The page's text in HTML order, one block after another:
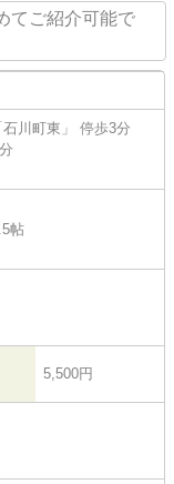
てご紹介可能で
石川町東」 停歩3分
帖
5,500円